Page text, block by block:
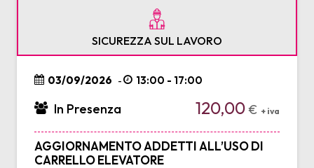
SICUREZZA SUL LAVORO
03/09/2026 - 13:00 - 17:00
120,00€ + iva
In Presenza
AGGIORNAMENTO ADDETTI ALL’USO DI
CARRELLO ELEVATORE